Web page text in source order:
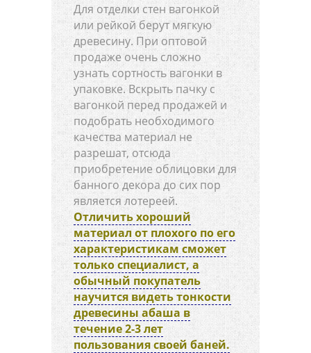
Для отделки стен вагонкой
или рейкой берут мягкую
древесину. При оптовой
продаже очень сложно
узнать сортность вагонки в
упаковке. Вскрыть пачку с
вагонкой перед продажей и
подобрать необходимого
качества материал не
разрешат, отсюда
приобретение облицовки для
банного декора до сих пор
является лотереей.
Отличить хороший
материал от плохого по его
характеристикам сможет
только специалист, а
обычный покупатель
научится видеть тонкости
древесины абаша в
течение 2-3 лет
пользования своей баней.